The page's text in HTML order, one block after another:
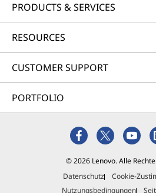
PRODUCTS & SERVICES
RESOURCES
CUSTOMER SUPPORT
PORTFOLIO
© 2026 Lenovo. Alle
Datenschutz
Cookie-
Nutzungsbedingungen